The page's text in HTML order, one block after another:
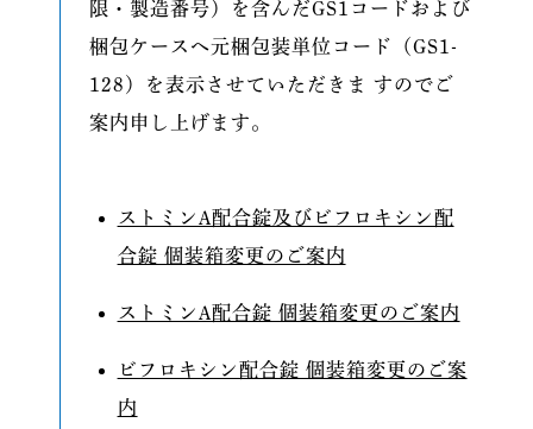
限・製造番号）を含んだGS1コードおよび
梱包ケースへ元梱包装単位コード（GS1-
128）を表示させていただきま すのでご
案内申し上げます。
ストミンA配合錠及びビフロキシン配
合錠 個装箱変更のご案内
ストミンA配合錠 個装箱変更のご案内
ビフロキシン配合錠 個装箱変更のご案
内